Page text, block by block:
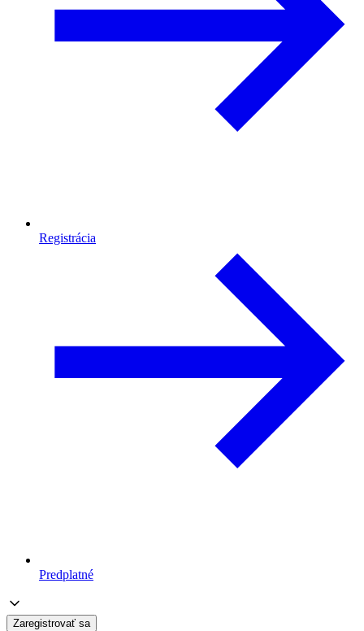
Registrácia
Predplatné
Zaregistrovať sa